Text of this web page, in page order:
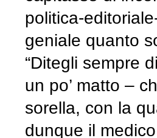
politica-
geniale quanto
“Ditegli sempre
un po’ matto –
sorella, con la
dunque il